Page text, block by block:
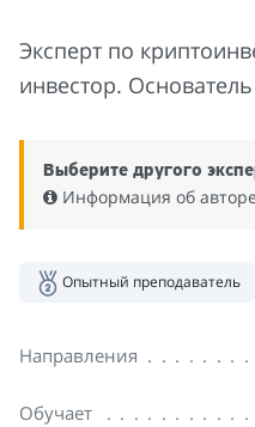
Эксперт по
инвестор.
Выберите другого
Информация об
Опытный преподаватель
Направления
Обучает